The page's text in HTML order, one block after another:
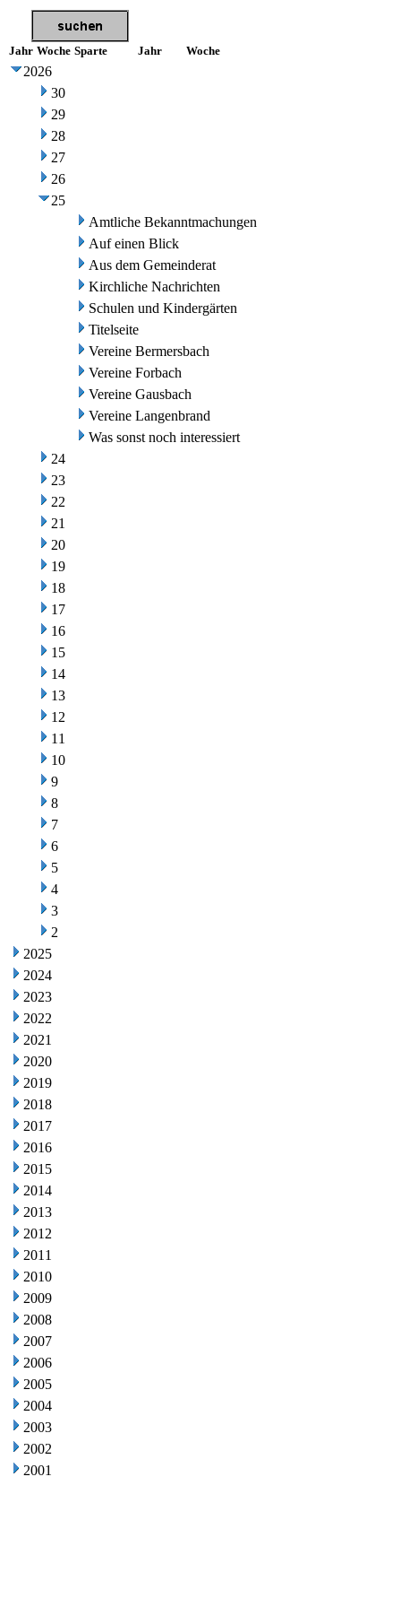
Jahr Woche Sparte Jahr Woche
2026
30
29
28
27
26
25
Amtliche Bekanntmachungen
Auf einen Blick
Aus dem Gemeinderat
Kirchliche Nachrichten
Schulen und Kindergärten
Titelseite
Vereine Bermersbach
Vereine Forbach
Vereine Gausbach
Vereine Langenbrand
Was sonst noch interessiert
24
23
22
21
20
19
18
17
16
15
14
13
12
11
10
9
8
7
6
5
4
3
2
2025
2024
2023
2022
2021
2020
2019
2018
2017
2016
2015
2014
2013
2012
2011
2010
2009
2008
2007
2006
2005
2004
2003
2002
2001